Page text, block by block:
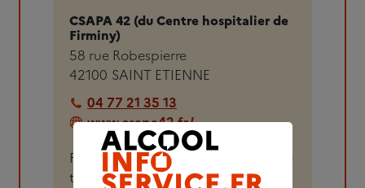
CSAPA 42 (du Centre hospitalier de
Firminy)
58 rue Robespierre
42100 SAINT ETIENNE
04 77 21 35 13
www.csapa42.fr/
Public accueilli : usagers d'alcool, de
tabac, de cannabis, personnes